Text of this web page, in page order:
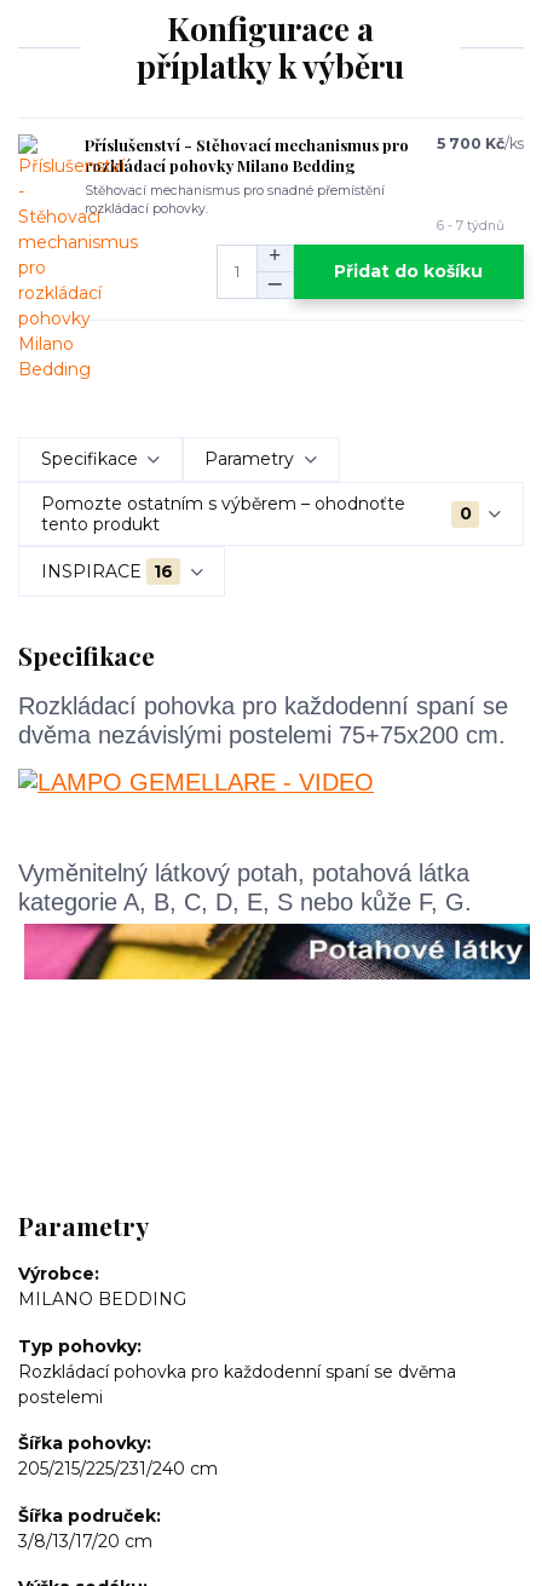
Konfigurace a
příplatky k výběru
Příslušenství - Stěhovací mechanismus pro
rozkládací pohovky Milano Bedding
Stěhovací mechanismus pro snadné přemístění
rozkládací pohovky.
5 700 Kč/ks
6 - 7 týdnů
Přidat do košíku
Specifikace Parametry
Pomozte ostatním s výběrem – ohodnoťte
tento produkt
0
INSPIRACE 16
Specifikace
Rozkládací pohovka pro každodenní spaní se
dvěma nezávislými postelemi 75+75x200 cm.
Vyměnitelný látkový potah, potahová látka
kategorie A, B, C, D, E, S nebo kůže F, G.
Parametry
Výrobce
MILANO BEDDING
Typ pohovky
Rozkládací pohovka pro každodenní spaní se dvěma
postelemi
Šířka pohovky
205/215/225/231/240 cm
Šířka područek
3/8/13/17/20 cm